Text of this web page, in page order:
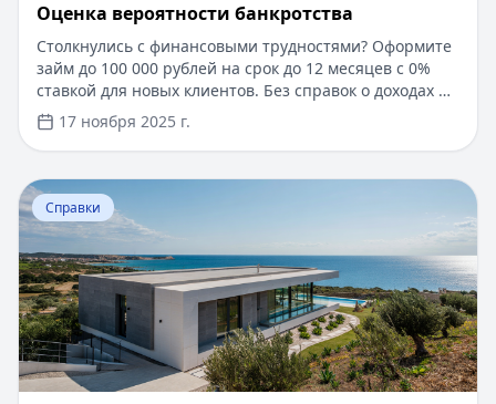
Оценка вероятности банкротства
Столкнулись с финансовыми трудностями? Оформите
займ до 100 000 рублей на срок до 12 месяцев с 0%
ставкой для новых клиентов. Без справок о доходах и
документов — решение за 5 минут. Получите деньги
быстро и прозрачно через проверенные сервисы.
17 ноября 2025 г.
Перейти к статье:
Справки